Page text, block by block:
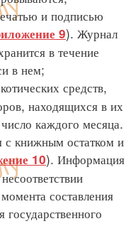
и подписью
9). Журнал
в течение
в нем;
средств,
находящихся в их
каждого месяца.
с книжным остатком и
10). Информация
составления
государственного